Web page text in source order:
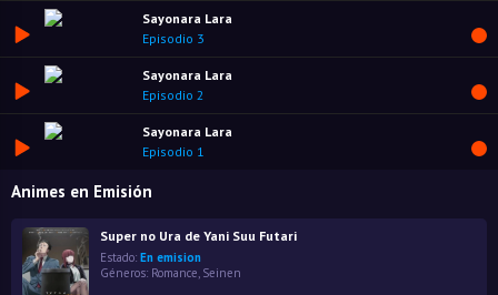
Sayonara Lara
Episodio 3
Sayonara Lara
Episodio 2
Sayonara Lara
Episodio 1
Animes en Emisión
Super no Ura de Yani Suu Futari
Estado: En emision
Géneros: Romance, Seinen